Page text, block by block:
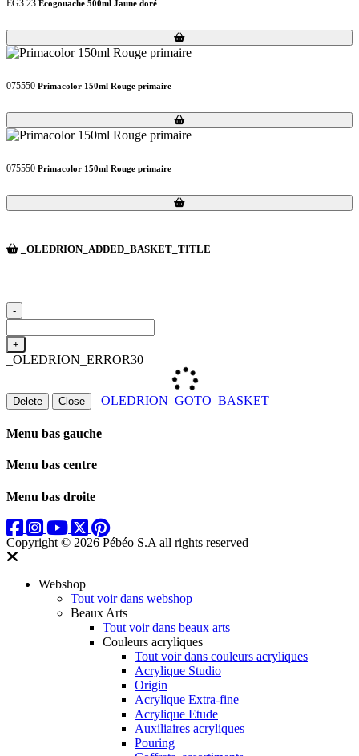
EG3.23 Ecogouache 500ml Jaune doré
Loading...
Loading...
075550 Primacolor 150ml Rouge primaire
Loading...
Loading...
075550 Primacolor 150ml Rouge primaire
Loading...
Loading...
_OLEDRION_ADDED_BASKET_TITLE
-
+
_OLEDRION_ERROR30
Delete Close _OLEDRION_GOTO_BASKET
Menu bas gauche
Menu bas centre
Menu bas droite
Copyright © 2026 Pébéo S.A all rights reserved
Webshop
Tout voir dans webshop
Beaux Arts
Tout voir dans beaux arts
Couleurs acryliques
Tout voir dans couleurs acryliques
Acrylique Studio
Origin
Acrylique Extra-fine
Acrylique Etude
Auxiliaires acryliques
Pouring